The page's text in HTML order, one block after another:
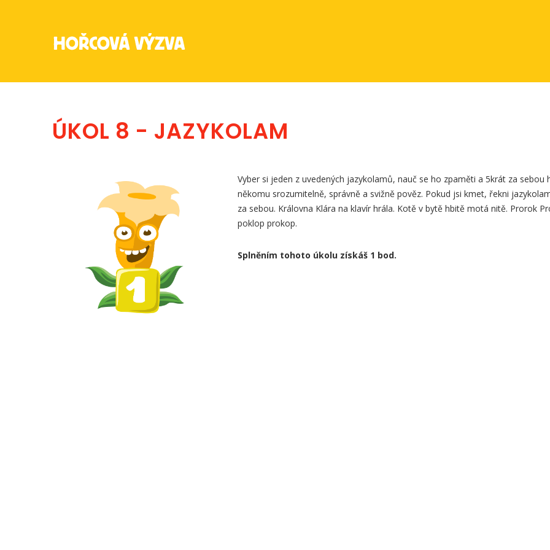
ÚKOL 8 - JAZYKOLAM
Vyber si jeden z uvedených jazykolamů, nauč se ho zpaměti a 5krát za sebou
někomu srozumitelně, správně a svižně pověz. Pokud jsi kmet, řekni
za sebou. Královna Klára na klavír hrála. Kotě v bytě hbitě motá nitě. Prorok
poklop prokop.
Splněním tohoto úkolu získáš 1 bod.